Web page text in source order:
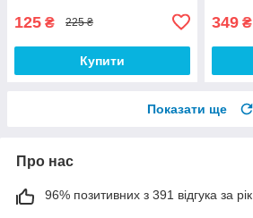
125 ₴ 225 ₴
Купити
349 ₴
Показати ще
Про нас
96% позитивних з 391 відгука за рік